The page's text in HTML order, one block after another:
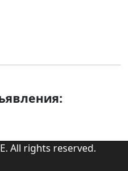
All rights reserved.